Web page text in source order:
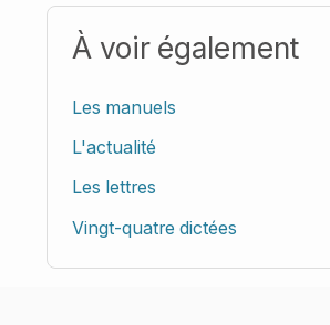
À voir également
Les manuels
L'actualité
Les lettres
Vingt-quatre dictées